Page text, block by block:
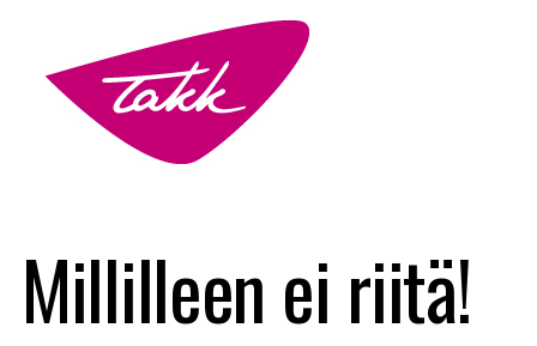
Millilleen ei riitä!
Alkavat koulutukset osiosta